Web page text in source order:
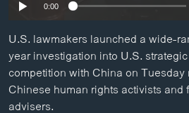
ວິທະຍາສາດ-ເທັກໂນໂລຈີ
ທຸລະກິດ
ພາສາອັງກິດ
ວີດີໂອ
0:00
U.S. lawmakers launched a wide-
year investigation into U.S. strategic
competition with China on Tuesday
Chinese human rights activists
advisers.